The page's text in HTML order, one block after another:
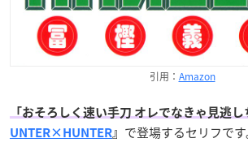
引用： Amazon
「おそろしく速い手刀 オレでなきゃ見逃し
UNTER×HUNTER 』 で登場するセリフです